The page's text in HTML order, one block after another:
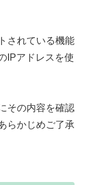
されている機能
IPアドレスを使
その内容を確認
らかじめご了承